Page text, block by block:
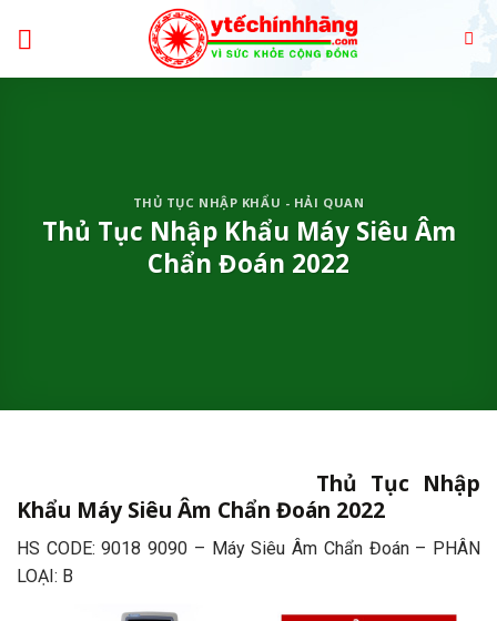
THỦ TỤC NHẬP KHẨU - HẢI QUAN
Thủ Tục Nhập Khẩu Máy Siêu Âm
Chẩn Đoán 2022
Thủ Tục Nhập
Khẩu Máy Siêu Âm Chẩn Đoán 2022
HS CODE: 9018 9090 – Máy Siêu Âm Chẩn Đoán – PHÂN
LOẠI: B